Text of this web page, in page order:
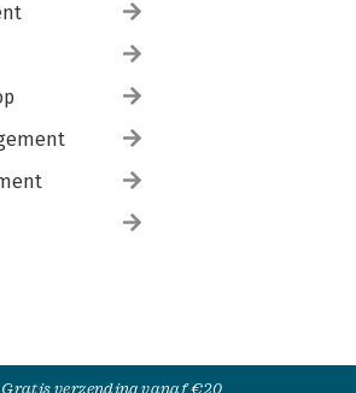
Gratis verzending vanaf €20